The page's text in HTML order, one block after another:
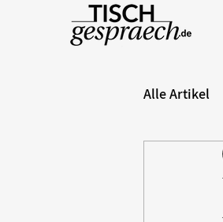
Alle Artikel